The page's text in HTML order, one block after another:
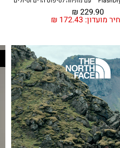
מועדון: ₪ 172.43
₪ 229.90